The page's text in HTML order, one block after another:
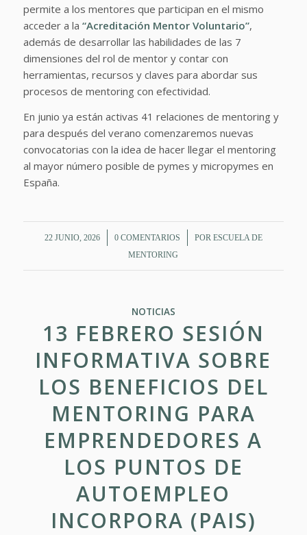
permite a los mentores que participan en el mismo
acceder a la “Acreditación Mentor Voluntario”,
además de desarrollar las habilidades de las 7
dimensiones del rol de mentor y contar con
herramientas, recursos y claves para abordar sus
procesos de mentoring con efectividad.
En junio ya están activas 41 relaciones de mentoring y
para después del verano comenzaremos nuevas
convocatorias con la idea de hacer llegar el mentoring
al mayor número posible de pymes y micropymes en
España.
22 JUNIO, 2026
/ 0 COMENTARIOS
/ POR ESCUELA DE
MENTORING
NOTICIAS
13 FEBRERO SESIÓN
INFORMATIVA SOBRE
LOS BENEFICIOS DEL
MENTORING PARA
EMPRENDEDORES A
LOS PUNTOS DE
AUTOEMPLEO
INCORPORA (PAIS)